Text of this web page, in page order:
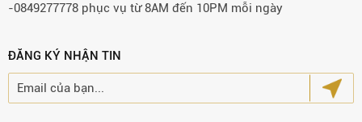
-0849277778 phục vụ từ 8AM đến 10PM mỗi ngày
ĐĂNG KÝ NHẬN TIN